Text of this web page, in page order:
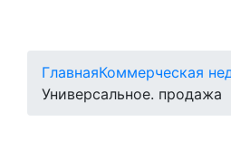
ГлавнаяКоммерческая
Универсальное. продажа